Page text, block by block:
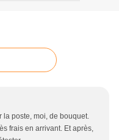
la poste, moi, de bouquet.
frais en arrivant. Et après,